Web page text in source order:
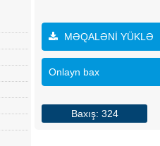
MƏQALƏNİ YÜKLƏ
Onlayn bax
Baxış: 324